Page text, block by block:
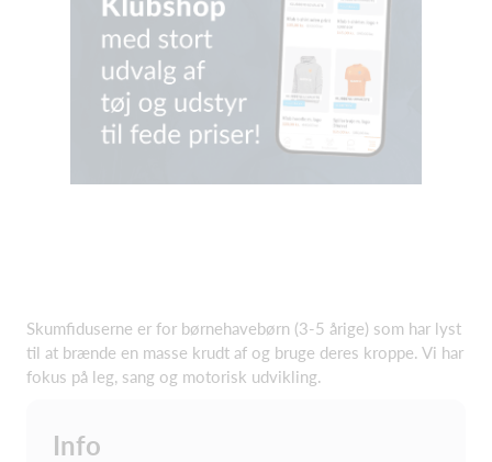
Skumfiduserne er for børnehavebørn (3-5 årige) som har lyst
til at brænde en masse krudt af og bruge deres kroppe. Vi har
fokus på leg, sang og motorisk udvikling.
Info